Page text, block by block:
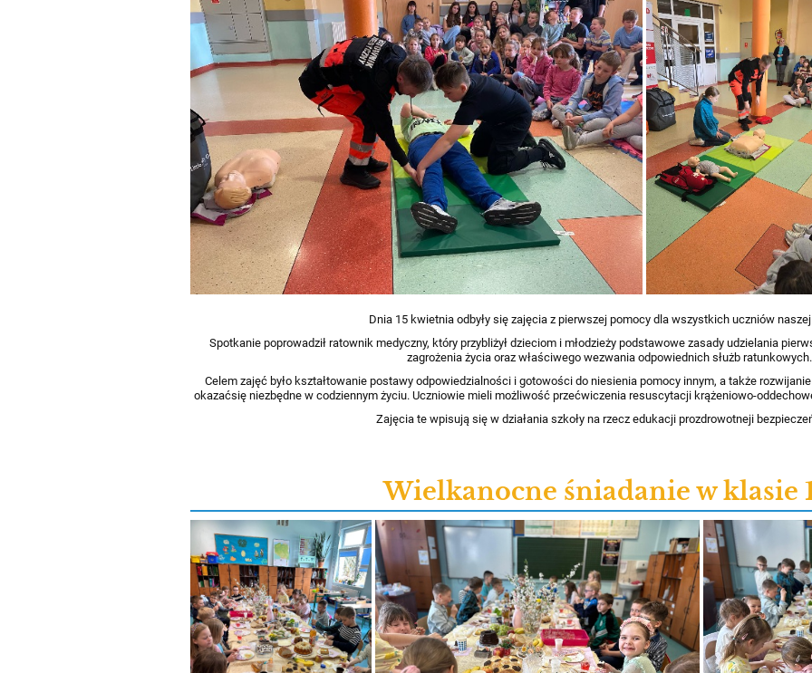
Dnia 15 kwietnia odbyły się zajęcia z pierwszej pomocy dla wszystkich uczniów naszej
Spotkanie poprowadził ratownik medyczny, który przybliżył dzieciom i młodzieży podstawowe zasady udzielania
zagrożenia życia oraz właściwego wezwania odpowiednich służb ratunkowych.
Celem zajęć było kształtowanie postawy odpowiedzialności i gotowości do niesienia pomocy innym, a także
okazaćsię niezbędne w codziennym życiu. Uczniowie mieli możliwość przećwiczenia resuscytacji krążeniowo-
Zajęcia te wpisują się w działania szkoły na rzecz edukacji prozdrowotneji
Wielkanocne śniadanie w klasie